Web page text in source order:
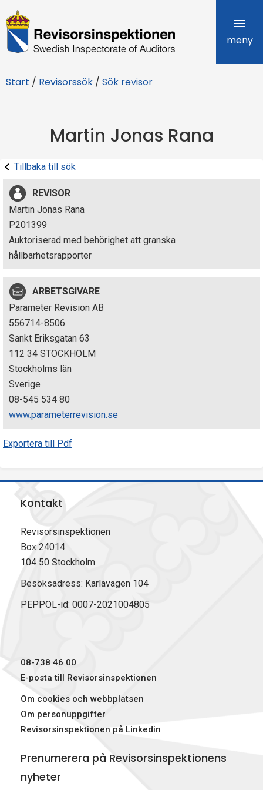
R
e
i
r
s
i
n
s
p
e
k
t
i
o
n
e
meny
Start / Revisorssök / Sök revisor
Martin Jonas Rana
Tillbaka till sök
REVISOR
Martin Jonas Rana
P201399
Auktoriserad med behörighet att granska
hållbarhetsrapporter
ARBETSGIVARE
Parameter Revision AB
556714-8506
Sankt Eriksgatan 63
112 34 STOCKHOLM
Stockholms län
Sverige
08-545 534 80
www.parameterrevision.se
Exportera till Pdf
Kontakt
Revisorsinspektionen
Box 24014
104 50 Stockholm
Besöksadress: Karlavägen 104
PEPPOL-id: 0007-2021004805
08-738 46 00
E-posta till Revisorsinspektionen
Om cookies och webbplatsen
Om personuppgifter
Revisorsinspektionen på Linkedin
Prenumerera på Revisorsinspektionens
nyheter